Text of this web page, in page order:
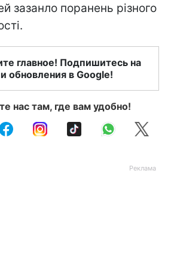
зазанло поранень різного
главное! Подпишитесь на
обновления в Google!
нас там, где вам удобно!